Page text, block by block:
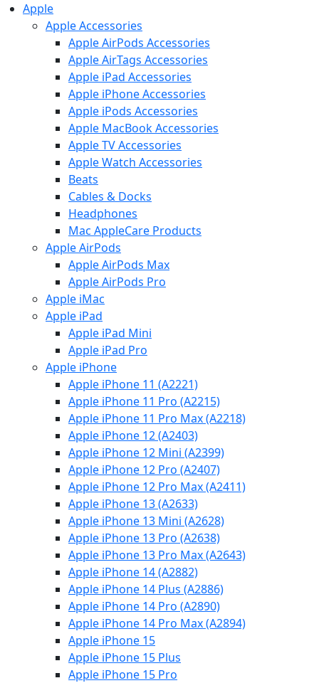
Apple
Apple Accessories
Apple AirPods Accessories
Apple AirTags Accessories
Apple iPad Accessories
Apple iPhone Accessories
Apple iPods Accessories
Apple MacBook Accessories
Apple TV Accessories
Apple Watch Accessories
Beats
Cables & Docks
Headphones
Mac AppleCare Products
Apple AirPods
Apple AirPods Max
Apple AirPods Pro
Apple iMac
Apple iPad
Apple iPad Mini
Apple iPad Pro
Apple iPhone
Apple iPhone 11 (A2221)
Apple iPhone 11 Pro (A2215)
Apple iPhone 11 Pro Max (A2218)
Apple iPhone 12 (A2403)
Apple iPhone 12 Mini (A2399)
Apple iPhone 12 Pro (A2407)
Apple iPhone 12 Pro Max (A2411)
Apple iPhone 13 (A2633)
Apple iPhone 13 Mini (A2628)
Apple iPhone 13 Pro (A2638)
Apple iPhone 13 Pro Max (A2643)
Apple iPhone 14 (A2882)
Apple iPhone 14 Plus (A2886)
Apple iPhone 14 Pro (A2890)
Apple iPhone 14 Pro Max (A2894)
Apple iPhone 15
Apple iPhone 15 Plus
Apple iPhone 15 Pro